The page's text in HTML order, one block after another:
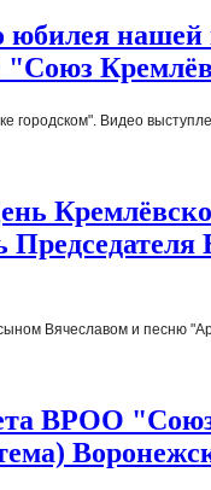
юбилея
городском". Видео
Вячеславом и песню
ВРОО